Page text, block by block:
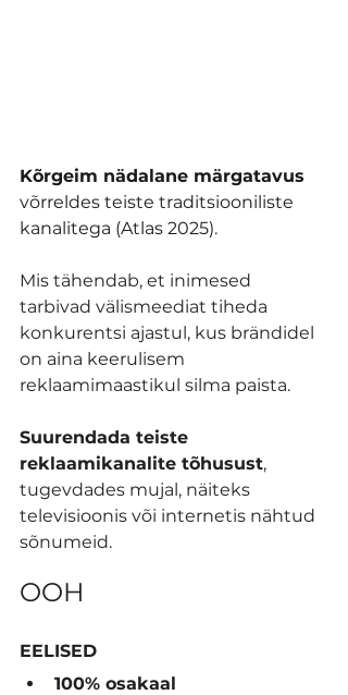
Kõrgeim nädalane märgatavus
võrreldes teiste traditsiooniliste
kanalitega (Atlas 2025).
Mis tähendab, et inimesed
tarbivad välismeediat tiheda
konkurentsi ajastul, kus brändidel
on aina keerulisem
reklaamimaastikul silma paista.
Suurendada teiste
reklaamikanalite tõhusust,
tugevdades mujal, näiteks
televisioonis või internetis nähtud
sõnumeid.
OOH
EELISED
100% osakaal